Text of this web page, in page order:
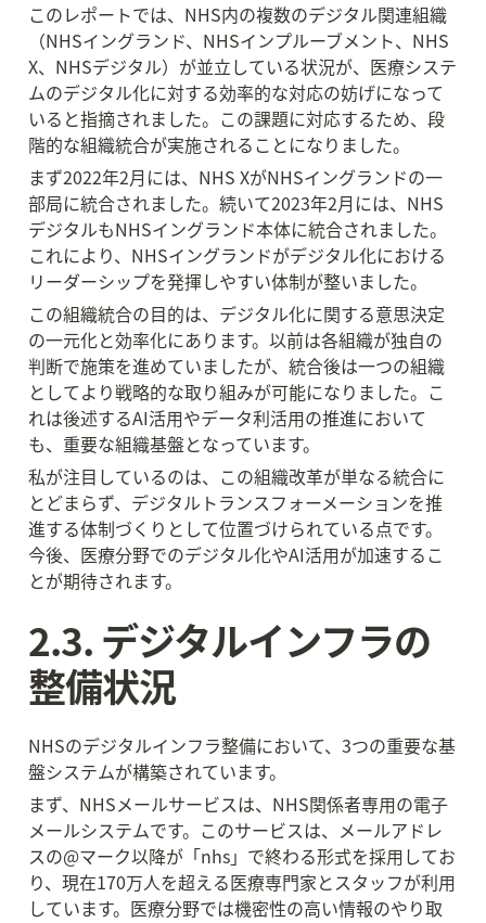
このレポートでは、NHS内の複数のデジタル関連組織
（NHSイングランド、NHSインプルーブメント、NHS
X、NHSデジタル）が並立している状況が、医療システ
ムのデジタル化に対する効率的な対応の妨げになって
いると指摘されました。この課題に対応するため、段
階的な組織統合が実施されることになりました。
まず2022年2月には、NHS XがNHSイングランドの一
部局に統合されました。続いて2023年2月には、NHS
デジタルもNHSイングランド本体に統合されました。
これにより、NHSイングランドがデジタル化における
リーダーシップを発揮しやすい体制が整いました。
この組織統合の目的は、デジタル化に関する意思決定
の一元化と効率化にあります。以前は各組織が独自の
判断で施策を進めていましたが、統合後は一つの組織
としてより戦略的な取り組みが可能になりました。こ
れは後述するAI活用やデータ利活用の推進において
も、重要な組織基盤となっています。
私が注目しているのは、この組織改革が単なる統合に
とどまらず、デジタルトランスフォーメーションを推
進する体制づくりとして位置づけられている点です。
今後、医療分野でのデジタル化やAI活用が加速するこ
とが期待されます。
2.3. デジタルインフラの
整備状況
NHSのデジタルインフラ整備において、3つの重要な基
盤システムが構築されています。
まず、NHSメールサービスは、NHS関係者専用の電子
メールシステムです。このサービスは、メールアドレ
スの@マーク以降が「nhs」で終わる形式を採用してお
り、現在170万人を超える医療専門家とスタッフが利用
しています。医療分野では機密性の高い情報のやり取